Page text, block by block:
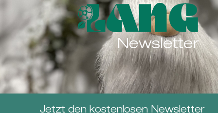
Newsletter
Jetzt den kostenlosen Newsletter